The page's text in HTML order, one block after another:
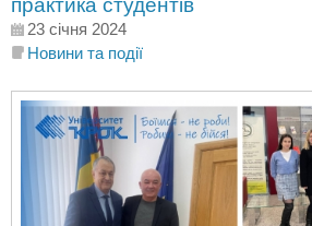
23 січня 2024
Новини та події